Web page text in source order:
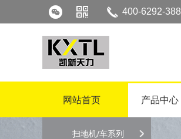
400-6292-388
网站首页 产品中心
扫地机/车系列